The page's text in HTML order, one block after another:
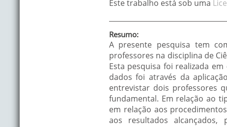
Este trabalho está sob uma
Resumo:
A presente pesquisa tem
professores na disciplina de
Esta pesquisa foi realizada
dados foi através da
entrevistar dois professores
fundamental. Em relação ao
em relação aos
aos resultados